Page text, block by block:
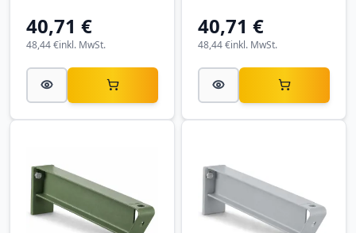
40,71 €
inkl. MwSt.
48,44 €
40,71 €
inkl. MwSt.
48,44 €